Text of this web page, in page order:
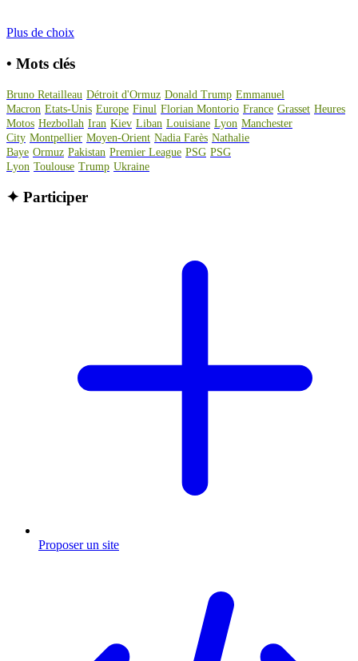
Plus de choix
• Mots clés
Bruno Retailleau Détroit d'Ormuz Donald Trump Emmanuel
Macron Etats-Unis Europe Finul Florian Montorio France Grasset Heures
Motos Hezbollah Iran Kiev Liban Louisiane Lyon Manchester
City Montpellier Moyen-Orient Nadia Farès Nathalie
Baye Ormuz Pakistan Premier League PSG PSG
Lyon Toulouse Trump Ukraine
✦ Participer
Proposer un site